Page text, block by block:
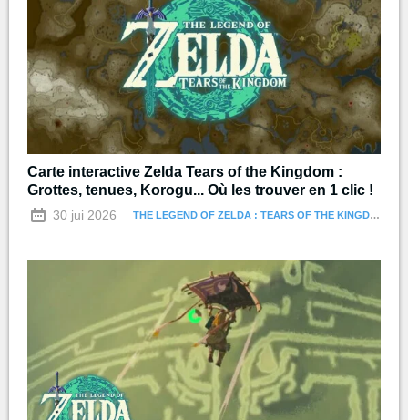
Carte interactive Zelda Tears of the Kingdom :
Grottes, tenues, Korogu... Où les trouver en 1 clic !
30 jui 2026 THE LEGEND OF ZELDA : TEARS OF THE KINGDOM